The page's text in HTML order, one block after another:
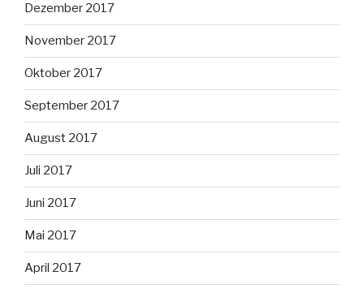
Dezember 2017
November 2017
Oktober 2017
September 2017
August 2017
Juli 2017
Juni 2017
Mai 2017
April 2017